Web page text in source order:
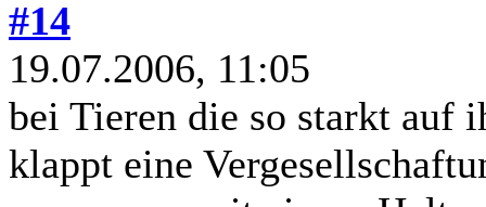
#14
19.07.2006, 11:05
bei Tieren die so starkt auf
klappt eine